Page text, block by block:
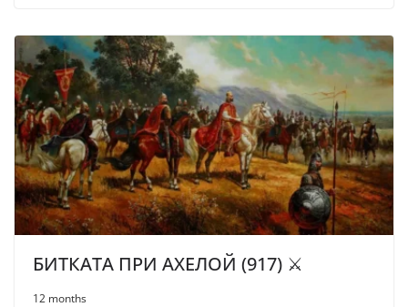
БИТКАТА ПРИ АХЕЛОЙ (917) ⚔️
12 months